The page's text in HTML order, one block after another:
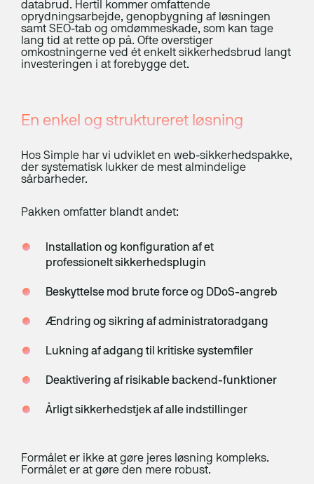
Integrationer
Marketing
Paid Search
Meta Ads
Branding
Satellit-tv og internet
Connectivity
Maritim IT-infrastruktur
Starlink Maritime
databrud. Hertil kommer omfattende
oprydningsarbejde, genopbygning af løsningen
samt SEO-tab og omdømmeskade, som kan tage
lang tid at rette op på. Ofte overstiger
omkostningerne ved ét enkelt sikkerhedsbrud langt
investeringen i at forebygge det.
En enkel og struktureret løsning
Hos Simple har vi udviklet en web-sikkerhedspakke,
der systematisk lukker de mest almindelige
sårbarheder.
Pakken omfatter blandt andet:
Installation og konfiguration af et
professionelt sikkerhedsplugin
Beskyttelse mod brute force og DDoS-angreb
Ændring og sikring af administratoradgang
Lukning af adgang til kritiske systemfiler
Deaktivering af risikable backend-funktioner
Årligt sikkerhedstjek af alle indstillinger
Formålet er ikke at gøre jeres løsning kompleks.
Formålet er at gøre den mere robust.